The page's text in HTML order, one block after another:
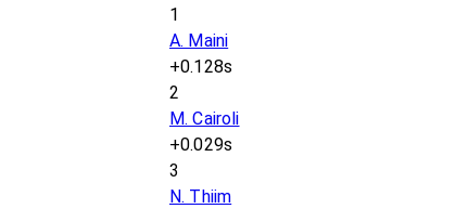
1
A. Maini
+0.128s
2
M. Cairoli
+0.029s
3
N. Thiim